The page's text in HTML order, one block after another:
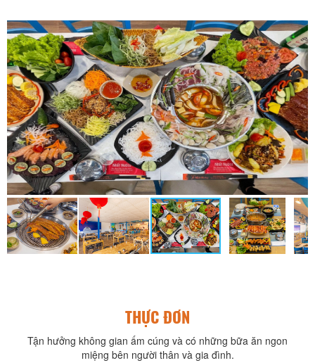
THỰC ĐƠN
Tận hưởng không gian ấm cúng và có những bữa ăn ngon
miệng bên người thân và gia đình.